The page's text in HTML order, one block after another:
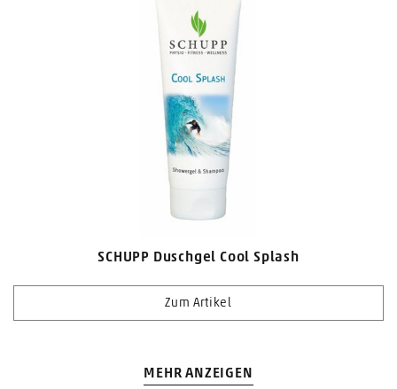
SCHUPP Duschgel Cool Splash
Zum Artikel
MEHR ANZEIGEN